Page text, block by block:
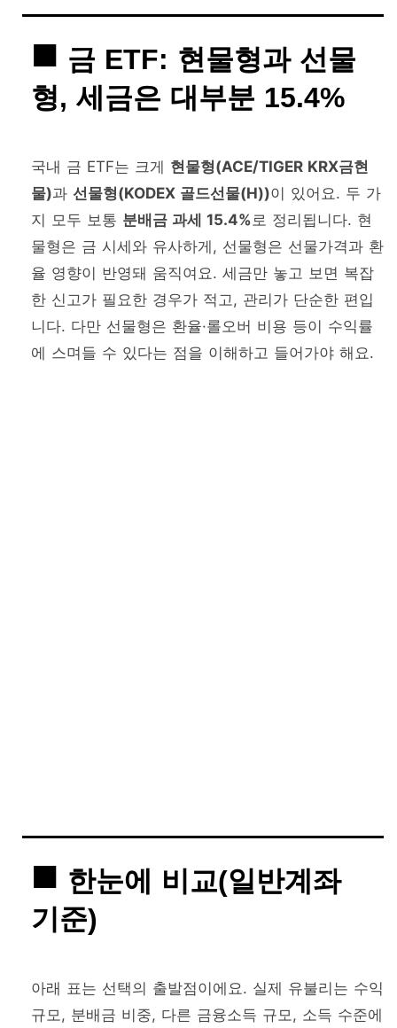
금 ETF: 현물형과 선물
형, 세금은 대부분 15.4%
국내 금 ETF는 크게 현물형(ACE/TIGER KRX금현
물)과 선물형(KODEX 골드선물(H))이 있어요. 두 가
지 모두 보통 분배금 과세 15.4%로 정리됩니다. 현
물형은 금 시세와 유사하게, 선물형은 선물가격과 환
율 영향이 반영돼 움직여요. 세금만 놓고 보면 복잡
한 신고가 필요한 경우가 적고, 관리가 단순한 편입
니다. 다만 선물형은 환율·롤오버 비용 등이 수익률
에 스며들 수 있다는 점을 이해하고 들어가야 해요.
한눈에 비교(일반계좌
기준)
아래 표는 선택의 출발점이에요. 실제 유불리는 수익
규모, 분배금 비중, 다른 금융소득 규모, 소득 수준에